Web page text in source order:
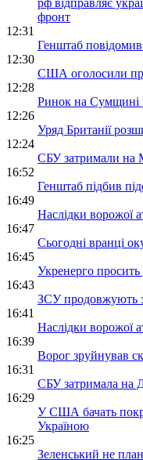
рф відправляє
фронт
12:31
Генштаб
12:30
США оголосили
12:28
Ринок на Сумщині
12:26
Уряд Британії
12:24
СБУ затримали на
16:52
Генштаб підбив
16:49
Наслідки ворожої
16:47
Сьогодні вранці
16:45
Укренерго просить
16:43
ЗСУ продовжують
16:41
Наслідки ворожої
16:39
Ворог зруйнував
16:31
СБУ затримала на
16:29
У США бачать
Україною
16:25
Зеленський не